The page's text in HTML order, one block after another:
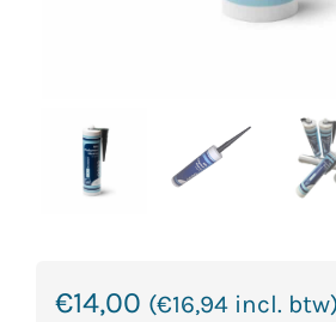
€14,00 (€16,94 incl. btw)